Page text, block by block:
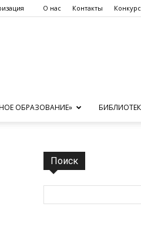
О нас Контакты
ОБРАЗОВАНИЕ»
Поиск